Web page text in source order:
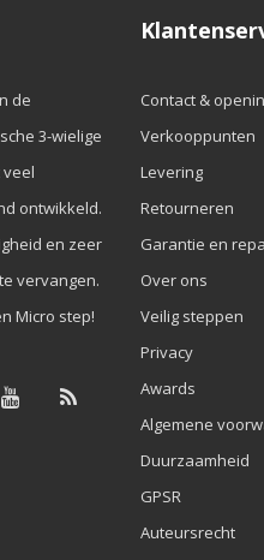
de
3-wielige
ontwikkeld.
en zeer
vervangen.
Micro step!
Contact &
Verkooppunten
Levering
Retourneren
Garantie en
Over ons
Veilig steppen
Privacy
Awards
Algemene
Duurzaamheid
GPSR
Auteursrecht